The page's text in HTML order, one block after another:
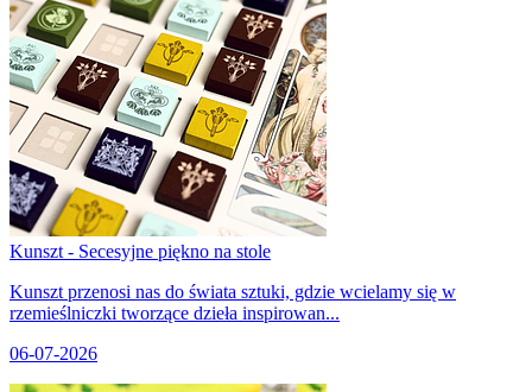
Kunszt - Secesyjne piękno na stole
Kunszt przenosi nas do świata sztuki, gdzie wcielamy się w
rzemieślniczki tworzące dzieła inspirowan...
06-07-2026